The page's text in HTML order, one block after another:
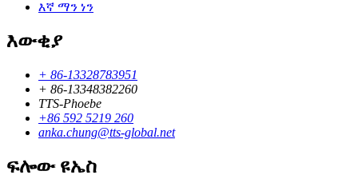
እኛ ማን ነን
እውቂያ
+ 86-13328783951
+ 86-13348382260
TTS-Phoebe
+86 592 5219 260
anka.chung@tts-global.net
ፍሎው ዩኤስ